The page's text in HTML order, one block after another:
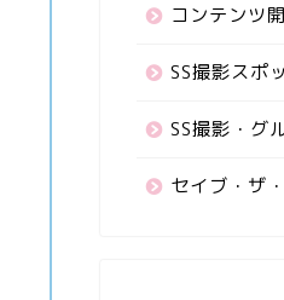
コンテンツ
SS撮影スポ
SS撮影・グ
セイブ・ザ